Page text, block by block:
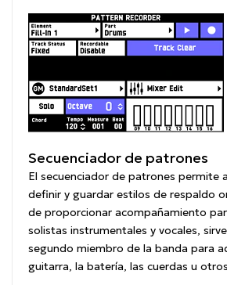
Secuenciador de patrones
El secuenciador de patrones permite
definir y guardar estilos de respaldo
de proporcionar acompañamiento
solistas instrumentales y vocales,
segundo miembro de la banda para
guitarra, la batería, las cuerdas u